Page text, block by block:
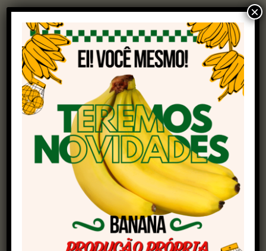
incertezas em torno da economia global fizeram
o BC aumentar mais uma vez os juros em um
ponto percentual na última reunião, em março,
o quinto aumento seguido da Selic em um ciclo
de contração na política monetária.
Em comunicado, o Copom informou que a
economia brasileira está aquecida, apesar de
sinais de moderação na expansão. Segundo o
BC, a inflação cheia e os núcleos – medida que
exclui preços mais voláteis, como alimentos e
energia – continuam em alta. O órgão alertou
que existe o risco de que a inflação de serviços
permaneça alta e informou que continuará a
×